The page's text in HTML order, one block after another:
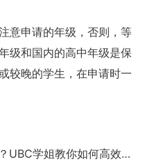
意申请的年级，否则，等
级和国内的高中年级是保
较晚的学生，在申请时一
担心院校淘汰率高？UBC学姐教你如何高效学习...